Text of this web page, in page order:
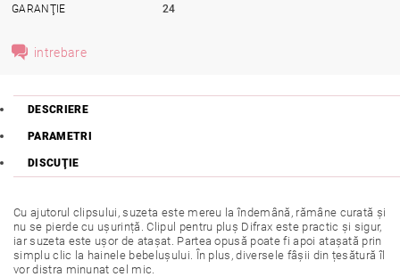
GARANŢIE
24
intrebare
DESCRIERE
PARAMETRI
DISCUŢIE
Cu ajutorul clipsului, suzeta este mereu la îndemână, rămâne curată și
nu se pierde cu ușurință. Clipul pentru pluș Difrax este practic și sigur,
iar suzeta este ușor de atașat. Partea opusă poate fi apoi atașată prin
simplu clic la hainele bebelușului. În plus, diversele fâșii din țesătură îl
vor distra minunat cel mic.